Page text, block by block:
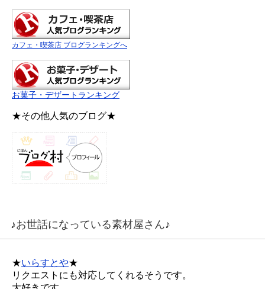
カフェ・喫茶店 ブログランキングへ
お菓子・デザートランキング
★その他人気のブログ★
♪お世話になっている素材屋さん♪
★いらすとや★
リクエストにも対応してくれるそうです。